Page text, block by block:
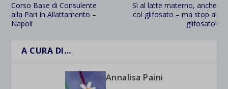
Corso Base di Consulente
alla Pari In Allattamento –
Napoli
Sì al latte materno, anche
col glifosato – ma stop al
glifosato!
A CURA DI…
Annalisa Paini